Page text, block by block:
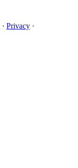
· Privacy ·